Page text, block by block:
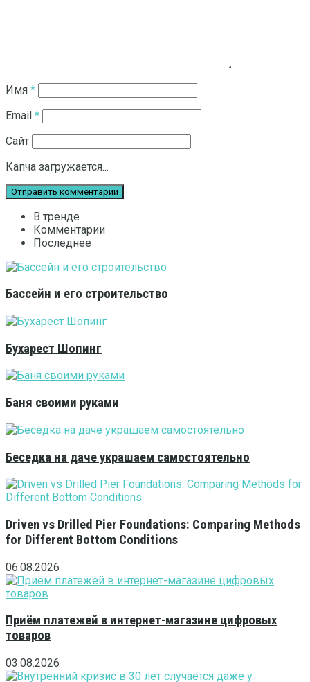
Имя *
Email *
Сайт
Капча загружается...
В тренде
Комментарии
Последнее
Бассейн и его строительство
Бухарест Шопинг
Баня своими руками
Беседка на даче украшаем самостоятельно
Driven vs Drilled Pier Foundations: Comparing Methods
for Different Bottom Conditions
06.08.2026
Приём платежей в интернет-магазине цифровых
товаров
03.08.2026